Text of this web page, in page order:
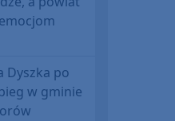
Dyszka po
w gminie